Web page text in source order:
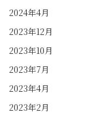
2024年4月
2023年12月
2023年10月
2023年7月
2023年4月
2023年2月